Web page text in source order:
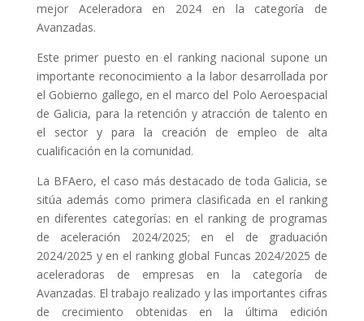
mejor Aceleradora en 2024 en la categoría de
Avanzadas.
Este primer puesto en el ranking nacional supone un
importante reconocimiento a la labor desarrollada por
el Gobierno gallego, en el marco del Polo Aeroespacial
de Galicia, para la retención y atracción de talento en
el sector y para la creación de empleo de alta
cualificación en la comunidad.
La BFAero, el caso más destacado de toda Galicia, se
sitúa además como primera clasificada en el ranking
en diferentes categorías: en el ranking de programas
de aceleración 2024/2025; en el de graduación
2024/2025 y en el ranking global Funcas 2024/2025 de
aceleradoras de empresas en la categoría de
Avanzadas. El trabajo realizado y las importantes cifras
de crecimiento obtenidas en la última edición